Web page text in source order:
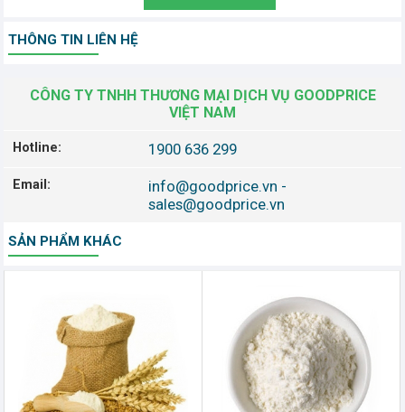
THÔNG TIN LIÊN HỆ
CÔNG TY TNHH THƯƠNG MẠI DỊCH VỤ GOODPRICE
VIỆT NAM
Hotline: 1900 636 299
Email: info@goodprice.vn -
sales@goodprice.vn
SẢN PHẨM KHÁC